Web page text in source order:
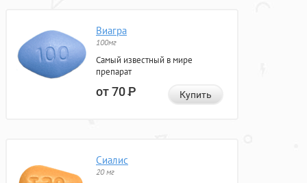
Виагра
100мг
Самый известный в мире
препарат
от 70Р Купить
Сиалис
20 мг